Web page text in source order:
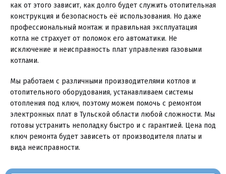
как от этого зависит, как долго будет служить отопительная
конструкция и безопасность её использования. Но даже
профессиональный монтаж и правильная эксплуатация
котла не страхует от поломок его автоматики. Не
исключение и неисправность плат управления газовыми
котлами.
Мы работаем с различными производителями котлов и
отопительного оборудования, устанавливаем системы
отопления под ключ, поэтому можем помочь с ремонтом
электронных плат в Тульской области любой сложности. Мы
готовы устранить неполадку быстро и с гарантией. Цена под
ключ ремонта будет зависеть от производителя платы и
вида неисправности.